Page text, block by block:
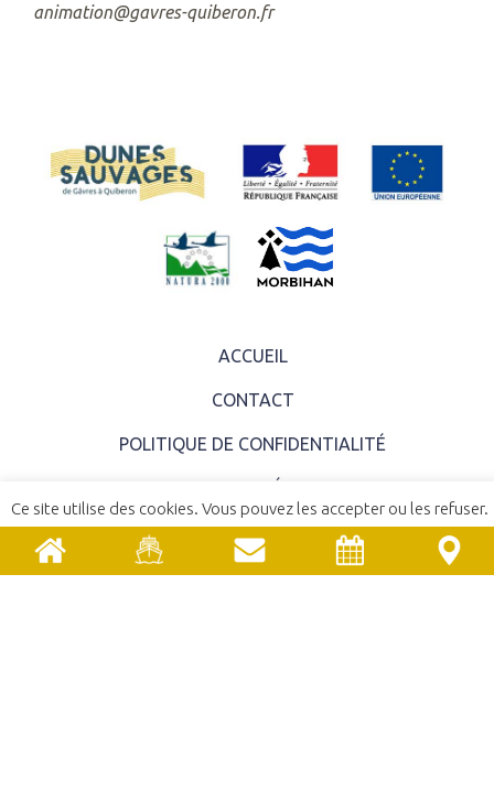
animation@gavres-quiberon.fr
ACCUEIL
CONTACT
POLITIQUE DE CONFIDENTIALITÉ
COMITÉ SYNDICAL
EMPLOIS ET STAGES
Ce site utilise des cookies. Vous pouvez les accepter ou les refuser.
ACCEPTER REFUSER En savoir plus